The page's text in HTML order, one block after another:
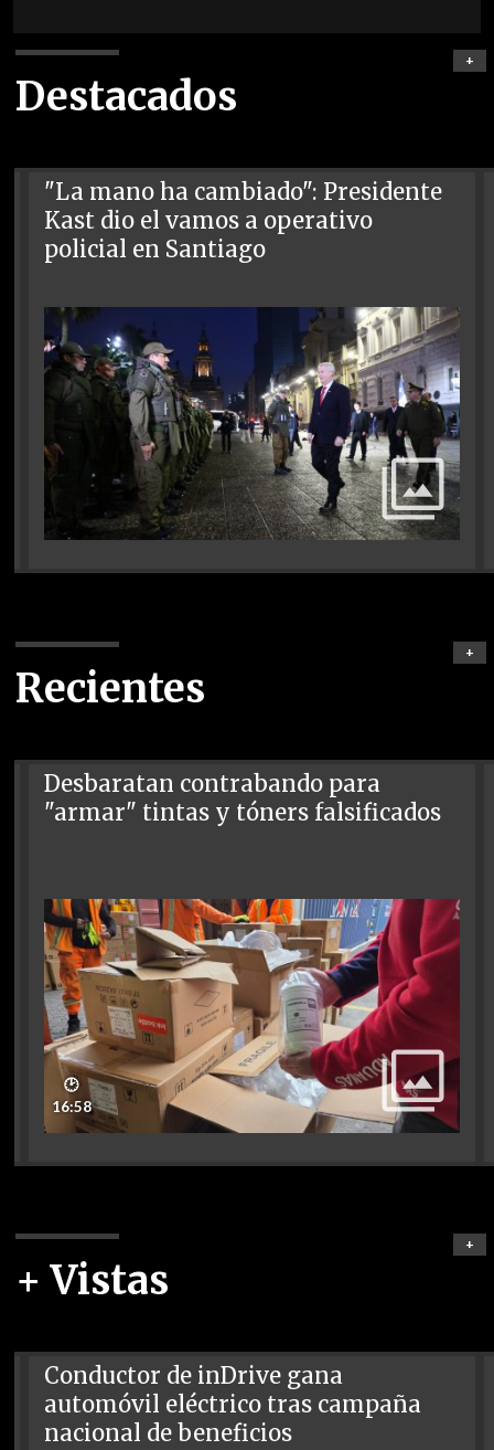
Destacados
+
"La mano ha cambiado": Presidente
Kast dio el vamos a operativo
policial en Santiago
Recientes
+
Desbaratan contrabando para
"armar" tintas y tóners falsificados
🕑
16:58
+ Vistas
+
Conductor de inDrive gana
automóvil eléctrico tras campaña
nacional de beneficios